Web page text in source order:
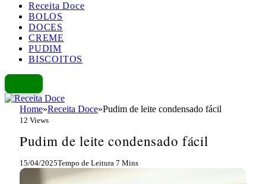
Receita Doce
BOLOS
DOCES
CREME
PUDIM
BISCOITOS
Home»Receita Doce»Pudim de leite condensado fácil
12 Views
Pudim de leite condensado fácil
15/04/2025Tempo de Leitura 7 Mins